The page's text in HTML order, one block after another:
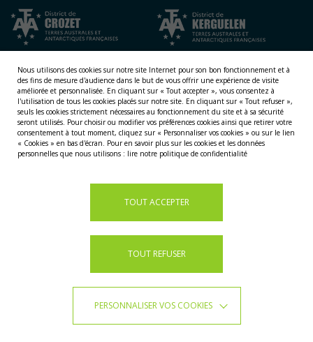
NOS TERRITOIRES
Nous utilisons des cookies sur notre site Internet pour son bon fonctionnement et à
des fins de mesure d'audience dans le but de vous offrir une expérience de visite
améliorée et personnalisée. En cliquant sur « Tout accepter », vous consentez à
l'utilisation de tous les cookies placés sur notre site. En cliquant sur « Tout refuser »,
seuls les cookies strictement nécessaires au fonctionnement du site et à sa sécurité
seront utilisés. Pour choisir ou modifier vos préférences cookies ainsi que retirer votre
consentement à tout moment, cliquez sur « Personnaliser vos cookies » ou sur le lien
« Cookies » en bas d'écran. Pour en savoir plus sur les cookies et les données
personnelles que nous utilisons : lire notre politique de confidentialité
TOUT ACCEPTER
TOUT REFUSER
PERSONNALISER VOS COOKIES